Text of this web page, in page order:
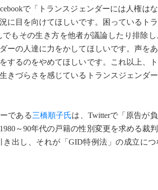
で「トランスジェンダーには人権は
に目を向けてほしいです。困っているト
もその生き方を他者が議論したり排除
ーの人達に力をかしてほしいです。声を
するのをやめてほしいです。これ以上、
きづらさを感じているトランスジェンダ
である三橋順子氏は、Twitterで「原告が
～90年代の戸籍の性別変更を求める裁
出し、それが「GID特例法」の成立に